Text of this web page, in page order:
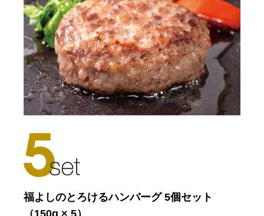
福よしのとろけるハンバーグ 5個セット
（150g × 5）